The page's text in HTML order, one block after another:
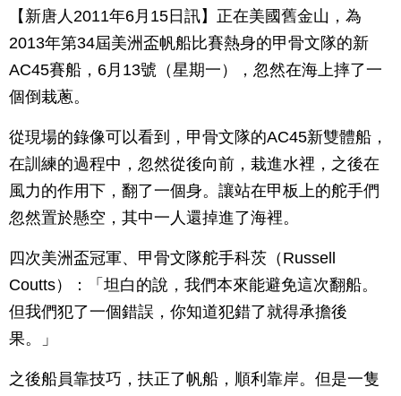
【新唐人2011年6月15日訊】正在美國舊金山，為
2013年第34屆美洲盃帆船比賽熱身的甲骨文隊的新
AC45賽船，6月13號（星期一），忽然在海上摔了一
個倒栽蔥。
從現場的錄像可以看到，甲骨文隊的AC45新雙體船，
在訓練的過程中，忽然從後向前，栽進水裡，之後在
風力的作用下，翻了一個身。讓站在甲板上的舵手們
忽然置於懸空，其中一人還掉進了海裡。
四次美洲盃冠軍、甲骨文隊舵手科茨（Russell
Coutts）：「坦白的說，我們本來能避免這次翻船。
但我們犯了一個錯誤，你知道犯錯了就得承擔後
果。」
之後船員靠技巧，扶正了帆船，順利靠岸。但是一隻